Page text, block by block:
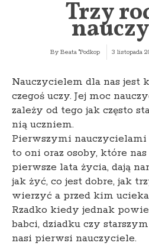
Trzy
By Beata "Podkop 3 listopada
Nauczycielem dla nas jest
czegoś uczy. Jej moc
zależy od tego jak często
nią uczniem.
Pierwszymi nauczycielami
to oni oraz osoby, które nas
pierwsze lata życia, dają
jak żyć, co jest dobre, jak
wierzyć a przed kim
Rzadko kiedy jednak
babci, dziadku czy
nasi pierwsi nauczyciele.